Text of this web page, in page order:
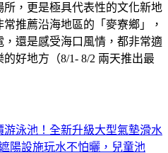
，更是極具代表性的文化新地
推薦沿海地區的「麥寮鄉」，
還是感受海口風情，都非常適
好地方（8/1- 8/2 兩天推出最
泳池！全新升級大型氣墊滑水
陽設施玩水不怕曬，兒童池